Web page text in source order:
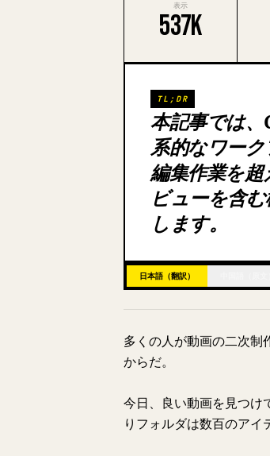
表示
537K
TL;DR
本記事では
系的なワー
編集作業を
ビューを含
します。
日本語（翻訳）
多くの人が動画の二次制
からだ。
今日、良い動画を見つけ
りフォルダは数百のアイ